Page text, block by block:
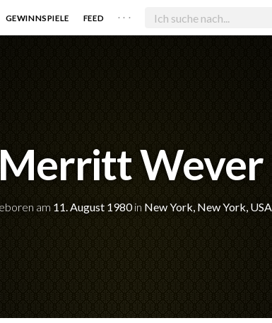
GEWINNSPIELE FEED . . .
Merritt Wever
am 11. August 1980in New York, New York, USA